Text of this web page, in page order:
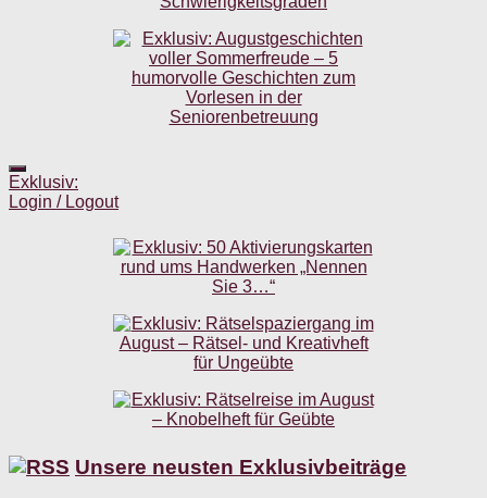
Exklusiv:
Login / Logout
Unsere neusten Exklusivbeiträge